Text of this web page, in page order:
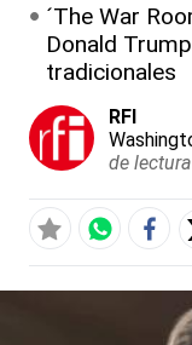
´The War
Donald
tradicionales
RFI
de lectura